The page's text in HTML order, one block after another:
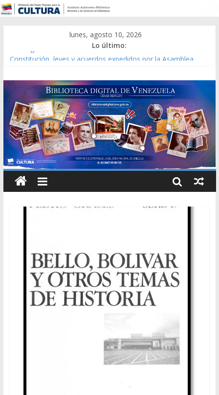
lunes, agosto 10, 2026
Lo último:
Catálogo temático de obras de Modesta Bor
Una Parálisis [material gráfico]
Modesta Bor Sánchez [material gráfico]
Gaceta Oficial de la República de Venezuela año CXXXIII Mes V,
Caracas 09 de marzo de 2006 N° 38.394